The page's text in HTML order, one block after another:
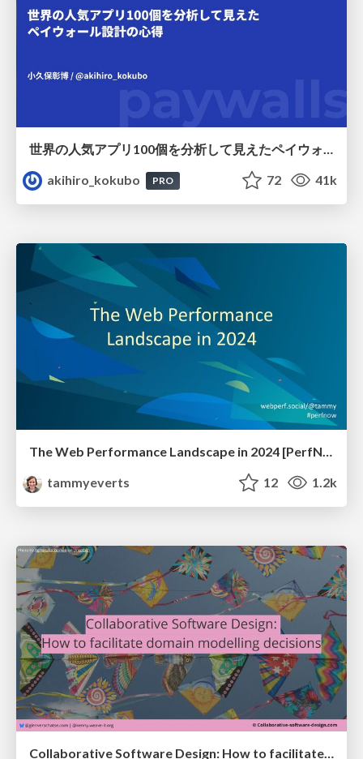
世界の人気アプリ100個を分析して見えたペイウォール設計の心得
akihiro_kokubo
PRO 72 41k
tammyeverts
12 1.2k
Collaborative Software Design: How to facilitate domain modelling decisions